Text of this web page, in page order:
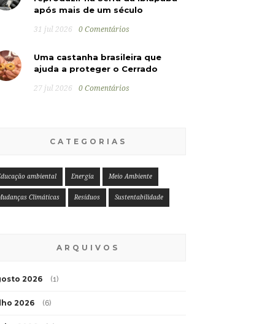
após mais de um século
31 jul 2026 0 Comentários
Uma castanha brasileira que
ajuda a proteger o Cerrado
27 jul 2026 0 Comentários
CATEGORIAS
ambiental Energia Meio Ambiente
Climáticas Resíduos Sustentabilidade
ARQUIVOS
2026 (1)
2026 (6)